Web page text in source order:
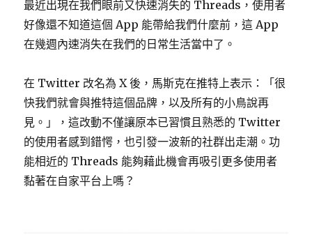
最近出現在我們眼前又快速消失的 Threads，使用者
好像還不知道這個 App 能帶給我們什麼前，這 App
在幾週內速消失在我們的日常生活當中了。
在 Twitter 改名為 X 後，馬斯克在推特上表示：「很
快我們就會與推特這個品牌，以及所有的小鳥說再
見。」，這改動不僅讓原本已習慣且熟悉的 Twitter
的使用者感到錯愕，也引發一波新的社群出走潮。功
能相近的 Threads 能夠藉此機會再吸引更多使用者
黏著在自家平台上嗎？